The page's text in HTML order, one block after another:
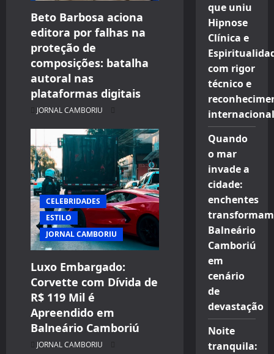
Beto Barbosa aciona
editora por falhas na
proteção de
composições: batalha
autoral nas
plataformas digitais
JORNAL CAMBORIU
CELEBRIDADES
ESTILO
JORNAL CAMBORIU
Luxo Embargado:
Corvette com Dívida de
R$ 119 Mil é
Apreendido em
Balneário Camboriú
JORNAL CAMBORIU
CELEBRIDADES
CINEMA TEATRO TV INTERNET
ENTRETENIMENTO
JORNAL CAMBORIU
que uniu
Hipnose
Clínica e
com rigor
técnico e
internacional
Quando
o mar
invade a
cidade:
enchentes
transformam
Balneário
Camboriú
em
cenário
de
devastação
Noite
tranquila: